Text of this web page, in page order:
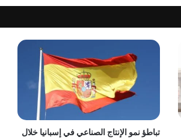
ي
ا
ا
د
ر
ة
ي
و
تباطؤ نمو الإنتاج الصناعي في إسبانيا خلال